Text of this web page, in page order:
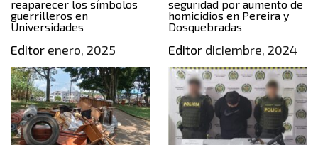
reaparecer los símbolos
guerrilleros en
Universidades
Editor enero, 2025
seguridad por aumento de
homicidios en Pereira y
Dosquebradas
Editordiciembre, 2024